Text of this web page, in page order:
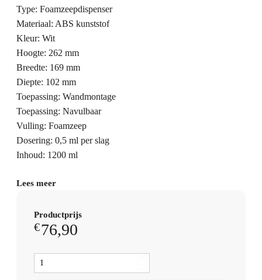
Type: Foamzeepdispenser
Materiaal: ABS kunststof
Kleur: Wit
Hoogte: 262 mm
Breedte: 169 mm
Diepte: 102 mm
Toepassing: Wandmontage
Toepassing: Navulbaar
Vulling: Foamzeep
Dosering: 0,5 ml per slag
Inhoud: 1200 ml
Lees meer
Productprijs
€76,90
All
Care